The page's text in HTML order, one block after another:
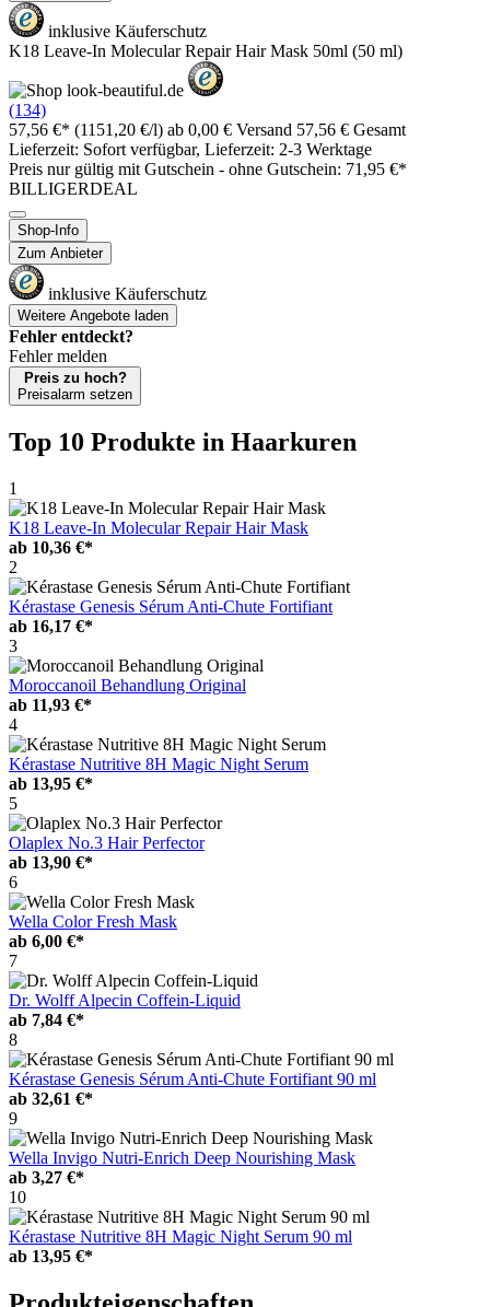
inklusive Käuferschutz
K18 Leave-In Molecular Repair Hair Mask 50ml (50 ml)
(134)
57,56 €* (1151,20 €/l) ab 0,00 € Versand 57,56 € Gesamt
Lieferzeit: Sofort verfügbar, Lieferzeit: 2-3 Werktage
Preis nur gültig mit Gutschein - ohne Gutschein: 71,95 €*
BILLIGERDEAL
Shop-Info
Zum Anbieter
inklusive Käuferschutz
Weitere Angebote laden
Fehler entdeckt?
Fehler melden
Preis zu hoch?
Preisalarm setzen
Top 10 Produkte in Haarkuren
1
K18 Leave-In Molecular Repair Hair Mask
ab 10,36 €*
2
Kérastase Genesis Sérum Anti-Chute Fortifiant
ab 16,17 €*
3
Moroccanoil Behandlung Original
ab 11,93 €*
4
Kérastase Nutritive 8H Magic Night Serum
ab 13,95 €*
5
Olaplex No.3 Hair Perfector
ab 13,90 €*
6
Wella Color Fresh Mask
ab 6,00 €*
7
Dr. Wolff Alpecin Coffein-Liquid
ab 7,84 €*
8
Kérastase Genesis Sérum Anti-Chute Fortifiant 90 ml
ab 32,61 €*
9
Wella Invigo Nutri-Enrich Deep Nourishing Mask
ab 3,27 €*
10
Kérastase Nutritive 8H Magic Night Serum 90 ml
ab 13,95 €*